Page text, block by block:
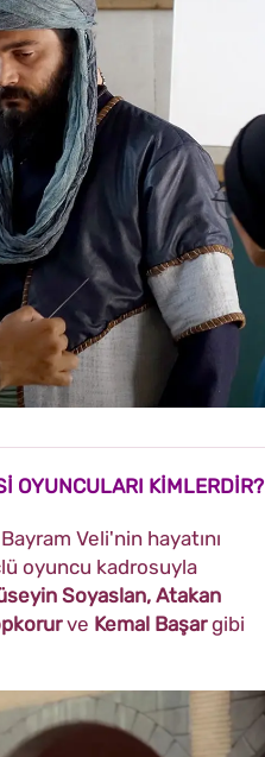
OYUNCULARI KİMLERDİR?
Veli'nin hayatını
oyuncu kadrosuyla
Soyaslan, Atakan
ve Kemal Başargibi